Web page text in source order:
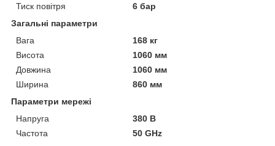
Тиск повітря
6 бар
Загальні параметри
Вага
168 кг
Висота
1060 мм
Довжина
1060 мм
Ширина
860 мм
Параметри мережі
Напруга
380 В
Частота
50 GHz